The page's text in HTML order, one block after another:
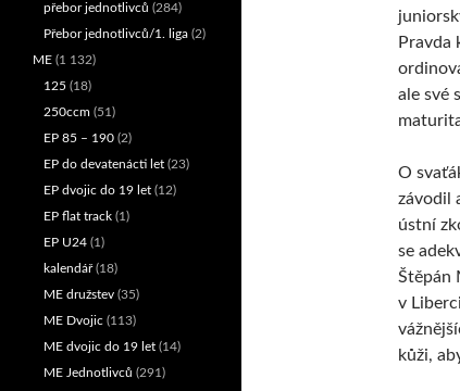
Pravda
ale své
O
závodil
ústní
se
Štěpán
v
kůži,
přebor jednotlivců (284)
Přebor jednotlivců/1. liga (2)
ME (1 132)
125 (18)
250ccm (51)
EP 85 – 190 (2)
EP do devatenácti let (23)
EP dvojic do 19 let (12)
EP flat track (1)
EP U24 (1)
kalendář(18)
ME družstev (35)
ME Dvojic (113)
ME dvojic do 19 let (14)
ME Jednotlivců (291)